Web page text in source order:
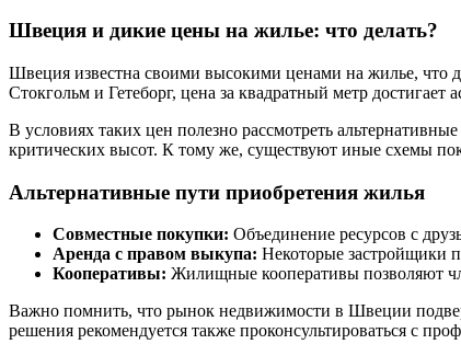
Швеция и дикие цены на жилье: что делать?
Швеция известна своими высокими ценами на жилье, что
Стокгольм и Гетеборг, цена за квадратный метр
В условиях таких цен полезно рассмотреть
критических высот. К тому же, существуют иные схемы
Альтернативные пути приобретения жилья
Совместные покупки: Объединение ресурсов с
Аренда с правом выкупа: Некоторые застройщики
Кооперативы: Жилищные кооперативы позволяют
Важно помнить, что рынок недвижимости в Швеции
решения рекомендуется также проконсультироваться с